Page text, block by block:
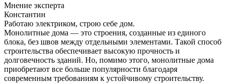
Мнение эксперта
Константин
Работаю электриком, строю себе дом.
Монолитные дома — это строения, созданные из единого
блока, без швов между отдельными элементами. Такой способ
строительства обеспечивает высокую прочность и
долговечность зданий. Но, помимо этого, монолитные дома
приобретают все больше популярности благодаря
современным требованиям к устойчивому строительству.